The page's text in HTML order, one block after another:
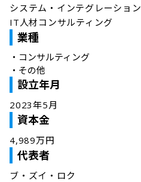
システム・インテグレーション
IT人材コンサルティング
業種
・ コンサルティング
・ その他
設立年月
2023年5月
資本金
4,989万円
代表者
ブ・ズイ・ロク